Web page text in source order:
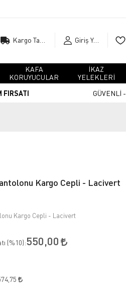
Giriş Yap
KAFA
KORUYUCULAR
İKAZ
YELEKLERİ
FIRSATI GÜVENLİ -
Kargo Cepli - Lacivert
Kargo Cepli - Lacivert
(%10):550,00